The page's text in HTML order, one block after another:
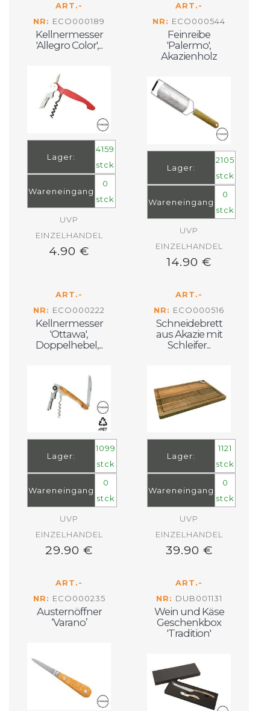
ART.-
NR: ECO000189
Kellnermesser
'Allegro Color',...
Lager:
4159
stck
Wareneingang
0
stck
UVP
EINZELHANDEL
4.90 €
ART.-
NR: ECO000544
Feinreibe
'Palermo',
Akazienholz
Lager:
2105
stck
Wareneingang
0
stck
UVP
EINZELHANDEL
14.90 €
ART.-
NR: ECO000222
Kellnermesser
'Ottawa',
Doppelhebel,...
Lager:
1099
stck
Wareneingang
0
stck
UVP
EINZELHANDEL
29.90 €
ART.-
NR: ECO000516
Schneidebrett
aus Akazie mit
Schleifer...
Lager:
1121
stck
Wareneingang
0
stck
UVP
EINZELHANDEL
39.90 €
ART.-
NR: ECO000235
Austernöffner
‘Varano’
ART.-
NR: DUB001131
Wein und Käse
Geschenkbox
'Tradition'